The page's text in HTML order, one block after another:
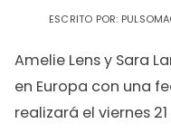
ESCRITO POR:
Amelie Lens y Sara
en Europa con una
realizará el viernes